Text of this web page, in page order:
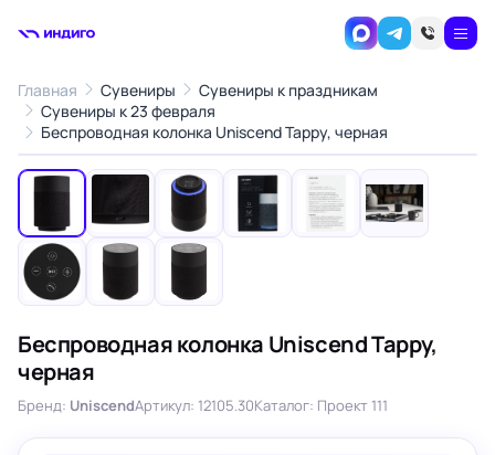
Главная Сувениры
Сувениры к праздникам
Сувениры к 23 февраля
Беспроводная колонка Uniscend Tappy, черная
‹ ›
Беспроводная колонка Uniscend Tappy,
черная
Бренд: UniscendАртикул: 12105.30Каталог: Проект 111